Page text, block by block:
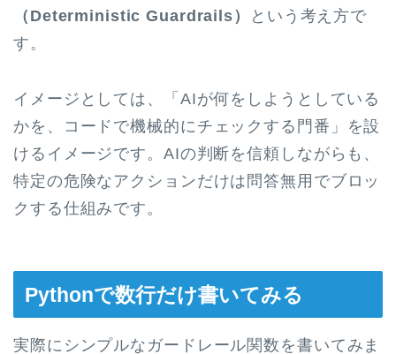
（Deterministic Guardrails）
という考え方で
す。
イメージとしては、「AIが何をしようとしている
かを、コードで機械的にチェックする門番」を設
けるイメージです。AIの判断を信頼しながらも、
特定の危険なアクションだけは問答無用でブロッ
クする仕組みです。
Pythonで数行だけ書いてみる
実際にシンプルなガードレール関数を書いてみま